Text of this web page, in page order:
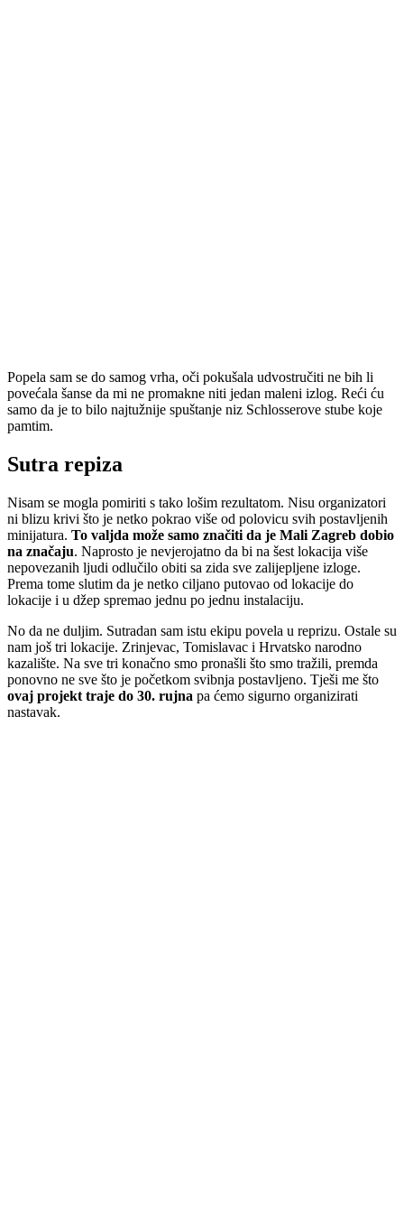
Popela sam se do samog vrha, oči pokušala udvostručiti ne bih li
povećala šanse da mi ne promakne niti jedan maleni izlog. Reći ću
samo da je to bilo najtužnije spuštanje niz Schlosserove stube koje
pamtim.
Sutra repiza
Nisam se mogla pomiriti s tako lošim rezultatom. Nisu organizatori
ni blizu krivi što je netko pokrao više od polovicu svih postavljenih
minijatura. To valjda može samo značiti da je Mali Zagreb dobio
na značaju. Naprosto je nevjerojatno da bi na šest lokacija više
nepovezanih ljudi odlučilo obiti sa zida sve zalijepljene izloge.
Prema tome slutim da je netko ciljano putovao od lokacije do
lokacije i u džep spremao jednu po jednu instalaciju.
No da ne duljim. Sutradan sam istu ekipu povela u reprizu. Ostale su
nam još tri lokacije. Zrinjevac, Tomislavac i Hrvatsko narodno
kazalište. Na sve tri konačno smo pronašli što smo tražili, premda
ponovno ne sve što je početkom svibnja postavljeno. Tješi me što
ovaj projekt traje do 30. rujna pa ćemo sigurno organizirati
nastavak.